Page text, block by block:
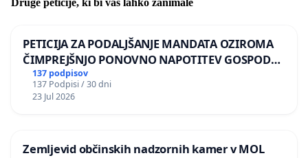
PETICIJA ZA PODALJŠANJE MANDATA OZIROMA
ČIMPREJŠNJO PONOVNO NAPOTITEV GOSPODA
BERNARDA ŠRAJNERJA NA VELEPOSLANIŠTVO
REPUBLIKE SLOVENIJE V MOSKVI
137 podpisov
137 Podpisi / 30 dni
23 Jul 2026
Zemljevid občinskih nadzornih kamer v MOL